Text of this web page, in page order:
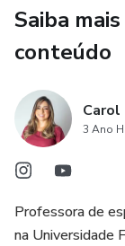
Saiba
conteúdo
Carol
3 Ano
Professora de
na Universidade